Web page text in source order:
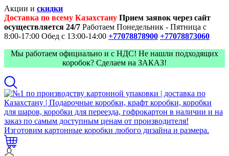
Акции и скидки
Доставка по всему Казахстану Прием заявок через сайт
осуществляется 24/7 Работаем Понедельник - Пятница с
8:00-17:00 Обед с 13:00-14:00 +77078878900 +77078873060
Мы работаем официально и с НДС! Не нашли подходящих
коробок? Сделаем на ЗАКАЗ!